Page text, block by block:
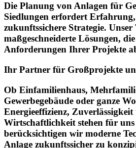
Die Planung von Anlagen für
Siedlungen erfordert
zukunftssichere Strategie.
maßgeschneiderte Lösungen,
Anforderungen Ihrer Projekte
Ihr Partner für Großprojekte
Ob Einfamilienhaus,
Gewerbegebäude oder ganze
Energieeffizienz, Zuverlässigkeit
Wirtschaftlichkeit stehen für
berücksichtigen wir moderne
Anlage zukunftssicher zu